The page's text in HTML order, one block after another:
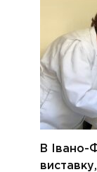
В Івано-